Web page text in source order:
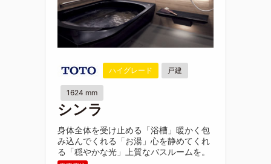
ハイグレード 戸建
1624 mm
シンラ
身体全体を受け止める「浴槽」暖かく包
み込んでくれる「お湯」心を静めてくれ
る「穏やかな光」上質なバスルームを。